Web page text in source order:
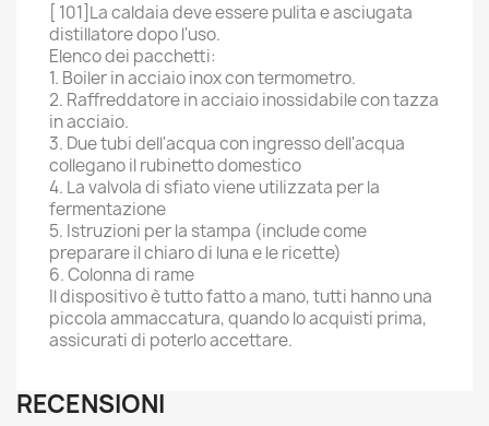
[ 101]La caldaia deve essere pulita e asciugata
distillatore dopo l'uso.
Elenco dei pacchetti:
1. Boiler in acciaio inox con termometro.
2. Raffreddatore in acciaio inossidabile con tazza
in acciaio.
3. Due tubi dell'acqua con ingresso dell'acqua
collegano il rubinetto domestico
4. La valvola di sfiato viene utilizzata per la
fermentazione
5. Istruzioni per la stampa (include come
preparare il chiaro di luna e le ricette)
6. Colonna di rame
Il dispositivo è tutto fatto a mano, tutti hanno una
piccola ammaccatura, quando lo acquisti prima,
assicurati di poterlo accettare.
RECENSIONI